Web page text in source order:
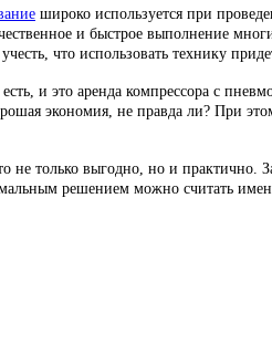
широко используется при
и быстрое выполнение
что использовать технику
и это аренда компрессора с
экономия, не правда ли? При
не только выгодно, но и практично.
решением можно считать